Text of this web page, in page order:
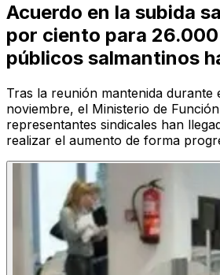
Acuerdo en la subida
por ciento para
públicos salmantinos
Tras la reunión mantenida durante
noviembre, el Ministerio de
representantes sindicales han
realizar el aumento de forma